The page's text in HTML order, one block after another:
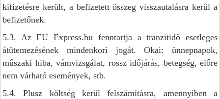
kifizetésre került, a befizetett összeg visszautalásra kerül a
befizetőnek.
5.3. Az EU Express.hu fenntartja a tranzitidő esetleges
átütemezésének mindenkori jogát. Okai: ünnepnapok,
műszaki hiba, vámvizsgálat, rossz időjárás, betegség, előre
nem várható események, stb.
5.4. Plusz költség kerül felszámításra, amennyiben a